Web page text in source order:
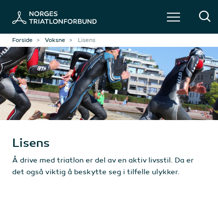
Forside Voksne Lisens
Lisens
Å drive med triatlon er del av en aktiv livsstil. Da er
det også viktig å beskytte seg i tilfelle ulykker.